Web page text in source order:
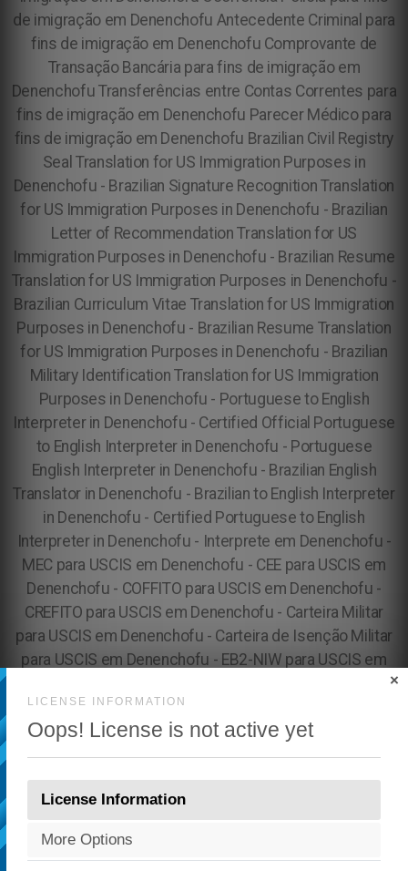
LICENSE INFORMATION
Oops! License is not active yet
×
License Information
More Options